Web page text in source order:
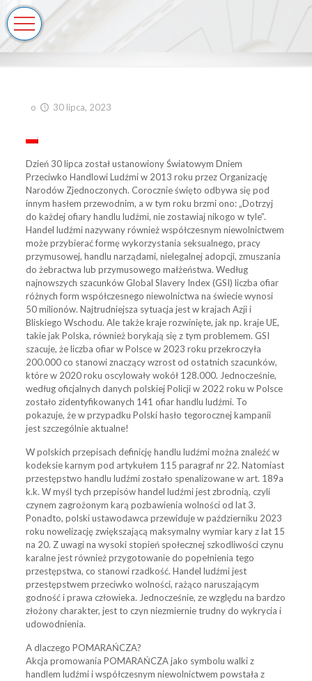
o 30 lipca, 2023
Dzień 30 lipca został ustanowiony Światowym Dniem
Przeciwko Handlowi Ludźmi w 2013 roku przez Organizację
Narodów Zjednoczonych. Corocznie święto odbywa się pod
innym hasłem przewodnim, a w tym roku brzmi ono: „Dotrzyj
do każdej ofiary handlu ludźmi, nie zostawiaj nikogo w tyle”.
Handel ludźmi nazywany również współczesnym niewolnictwem
może przybierać formę wykorzystania seksualnego, pracy
przymusowej, handlu narządami, nielegalnej adopcji, zmuszania
do żebractwa lub przymusowego małżeństwa. Według
najnowszych szacunków Global Slavery Index (GSI) liczba ofiar
różnych form współczesnego niewolnictwa na świecie wynosi
50 milionów. Najtrudniejsza sytuacja jest w krajach Azji i
Bliskiego Wschodu. Ale także kraje rozwinięte, jak np. kraje UE,
takie jak Polska, również borykają się z tym problemem. GSI
szacuje, że liczba ofiar w Polsce w 2023 roku przekroczyła
200.000 co stanowi znaczący wzrost od ostatnich szacunków,
które w 2020 roku oscylowały wokół 128.000. Jednocześnie,
według oficjalnych danych polskiej Policji w 2022 roku w Polsce
zostało zidentyfikowanych 141 ofiar handlu ludźmi. To
pokazuje, że w przypadku Polski hasło tegorocznej kampanii
jest szczególnie aktualne!
W polskich przepisach definicję handlu ludźmi można znaleźć w
kodeksie karnym pod artykułem 115 paragraf nr 22. Natomiast
przestępstwo handlu ludźmi zostało spenalizowane w art. 189a
k.k. W myśl tych przepisów handel ludźmi jest zbrodnią, czyli
czynem zagrożonym karą pozbawienia wolności od lat 3.
Ponadto, polski ustawodawca przewiduje w październiku 2023
roku nowelizację zwiększającą maksymalny wymiar kary z lat 15
na 20. Z uwagi na wysoki stopień społecznej szkodliwości czynu
karalne jest również przygotowanie do popełnienia tego
przestępstwa, co stanowi rzadkość. Handel ludźmi jest
przestępstwem przeciwko wolności, rażąco naruszającym
godność i prawa człowieka. Jednocześnie, ze względu na bardzo
złożony charakter, jest to czyn niezmiernie trudny do wykrycia i
udowodnienia.
A dlaczego POMARAŃCZA?
Akcja promowania POMARAŃCZA jako symbolu walki z
handlem ludźmi i współczesnym niewolnictwem powstała z